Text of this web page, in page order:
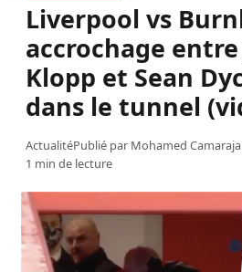
Liverpool vs
accrochage
Klopp et Sean
dans le tunnel
ActualitéPublié par Mohamed Camara
1 min de lecture